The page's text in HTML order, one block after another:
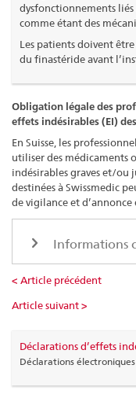
dysfonctionnements liés
comme étant des
Les patients doivent
du finastéride avant
Obligation légale des
effets indésirables (EI)
En Suisse, les
utiliser des médicaments
indésirables graves et/ou
destinées à Swissmedic
de vigilance et
Informations
< Article précédent
Article suivant >
Déclarations d’effets
Déclarations